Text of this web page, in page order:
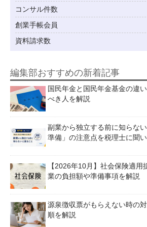
コンサル件数
創業手帳会員
資料請求数
編集部おすすめの新着記事
国民年金と国民年金基金の違
べき人を解説
副業から独立する前に知らな
準備」の注意点を税理士に聞
【2026年10月】社会保険適
業の負担額や準備事項を解説
源泉徴収票がもらえない時の
順を解説